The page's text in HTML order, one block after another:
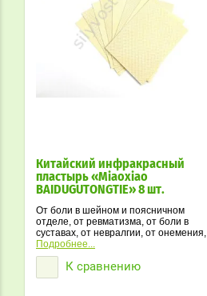
Китайский инфракрасный
пластырь «Miaoxiao
BAIDUGUTONGTIE» 8 шт.
От боли в шейном и поясничном
отделе, от ревматизма, от боли в
суставах, от невралгии, от онемения,
при ушибах и травмах,
остеохондроз.
Подробнее...
К сравнению